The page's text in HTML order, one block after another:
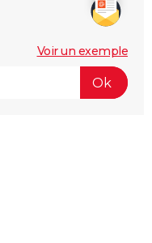
Voir un exemple